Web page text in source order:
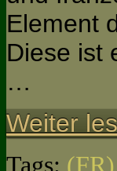
Element
Diese ist
…
Weiter
Tags: